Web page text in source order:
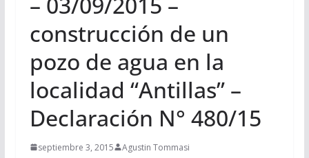
construcción de un
pozo de agua en la
localidad “Antillas” –
Declaración N° 480/15
septiembre 3, 2015 Agustin Tommasi